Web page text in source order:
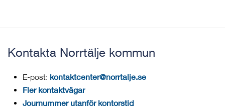
Kontakta Norrtälje kommun
E-post: kontaktcenter@norrtalje.se
Fler kontaktvägar
Journummer utanför kontorstid